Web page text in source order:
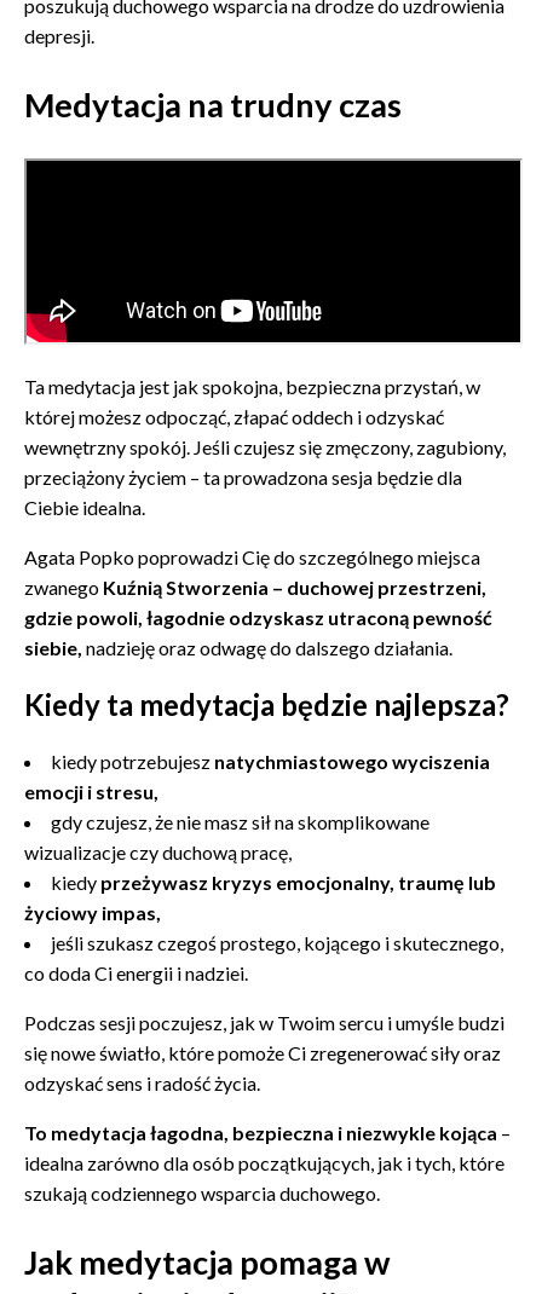
poszukują duchowego wsparcia na drodze do uzdrowienia
depresji.
Medytacja na trudny czas
Ta medytacja jest jak spokojna, bezpieczna przystań, w
której możesz odpocząć, złapać oddech i odzyskać
wewnętrzny spokój. Jeśli czujesz się zmęczony, zagubiony,
przeciążony życiem – ta prowadzona sesja będzie dla
Ciebie idealna.
Agata Popko poprowadzi Cię do szczególnego miejsca
zwanego Kuźnią Stworzenia – duchowej przestrzeni,
gdzie powoli, łagodnie odzyskasz utraconą pewność
siebie, nadzieję oraz odwagę do dalszego działania.
Kiedy ta medytacja będzie najlepsza?
kiedy potrzebujesz natychmiastowego wyciszenia
emocji i stresu,
gdy czujesz, że nie masz sił na skomplikowane
wizualizacje czy duchową pracę,
kiedy przeżywasz kryzys emocjonalny, traumę lub
życiowy impas,
jeśli szukasz czegoś prostego, kojącego i skutecznego,
co doda Ci energii i nadziei.
Podczas sesji poczujesz, jak w Twoim sercu i umyśle budzi
się nowe światło, które pomoże Ci zregenerować siły oraz
odzyskać sens i radość życia.
To medytacja łagodna, bezpieczna i niezwykle kojąca –
idealna zarówno dla osób początkujących, jak i tych, które
szukają codziennego wsparcia duchowego.
Jak medytacja pomaga w